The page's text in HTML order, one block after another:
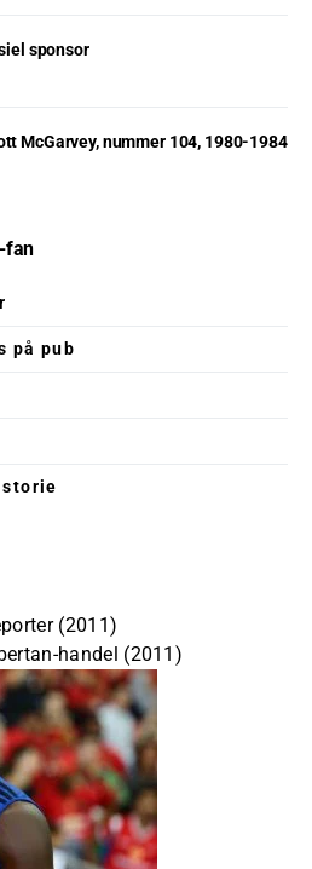
sponsor
McGarvey, nummer 104, 1980-1984
fan
på pub
(2011)
handel (2011)